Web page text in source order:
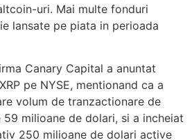
uri. Mai multe fonduri
lansate pe piata in perioada
Canary Capital a anuntat
pe NYSE, mentionand ca a
volum de tranzactionare de
milioane de dolari, si a incheiat
250 milioane de dolari active